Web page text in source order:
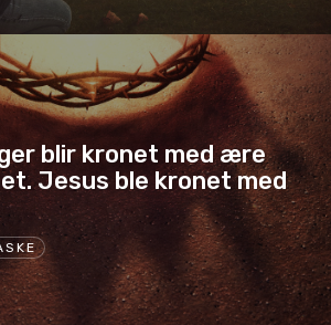
blir kronet med ære
Jesus ble kronet med